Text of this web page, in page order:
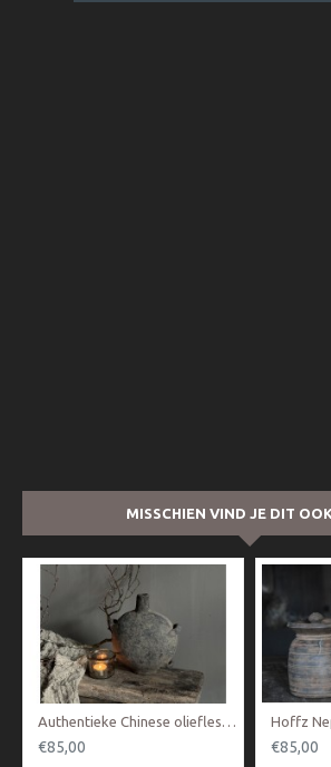
MISSCHIEN VIND JE DIT
Authentieke Chinese oliefles / kruik
€85,00 €85,00